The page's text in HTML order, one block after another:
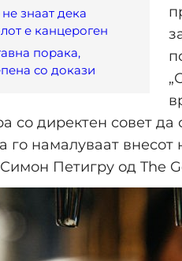
знаат дека
е канцероген
порака,
со докази
со директен совет да
го намалуваат внесот
Симон Петигру од The